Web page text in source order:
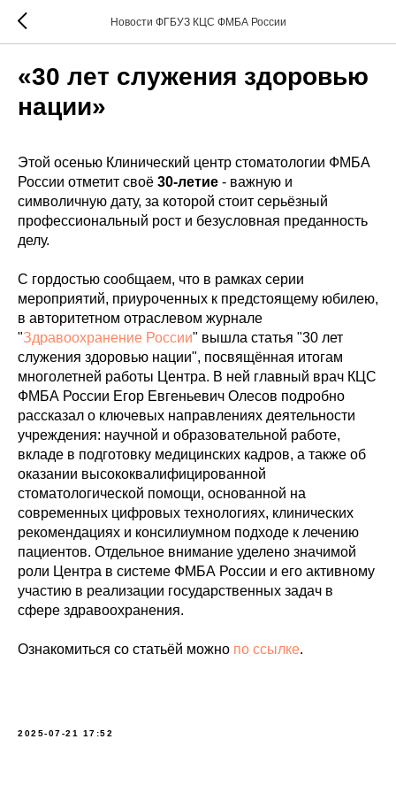
Новости ФГБУЗ КЦС ФМБА России
«30 лет служения здоровью
нации»
Этой осенью Клинический центр стоматологии ФМБА
России отметит своё 30-летие - важную и
символичную дату, за которой стоит серьёзный
профессиональный рост и безусловная преданность
делу.
С гордостью сообщаем, что в рамках серии
мероприятий, приуроченных к предстоящему юбилею,
в авторитетном отраслевом журнале
"Здравоохранение России" вышла статья "30 лет
служения здоровью нации", посвящённая итогам
многолетней работы Центра. В ней главный врач КЦС
ФМБА России Егор Евгеньевич Олесов подробно
рассказал о ключевых направлениях деятельности
учреждения: научной и образовательной работе,
вкладе в подготовку медицинских кадров, а также об
оказании высококвалифицированной
стоматологической помощи, основанной на
современных цифровых технологиях, клинических
рекомендациях и консилиумном подходе к лечению
пациентов. Отдельное внимание уделено значимой
роли Центра в системе ФМБА России и его активному
участию в реализации государственных задач в
сфере здравоохранения.
Ознакомиться со статьёй можно по ссылке.
2025-07-21 17:52